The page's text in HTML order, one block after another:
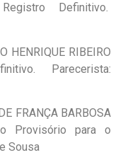
Definitivo.
RIBEIRO
Parecerista:
FRANÇA BARBOSA
Provisório para o
Sousa